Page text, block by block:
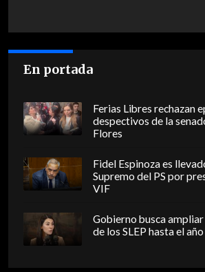
En portada
Ferias Libres rechazan
despectivos de la
Flores
Fidel Espinoza es
Supremo del PS por
VIF
Gobierno busca
de los SLEP hasta el